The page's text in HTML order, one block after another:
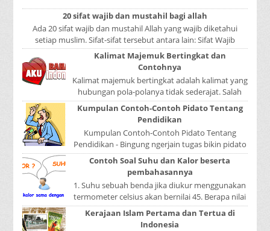
tabun...
20 sifat wajib dan mustahil bagi allah
Ada 20 sifat wajib dan mustahil Allah yang wajib diketahui
setiap muslim. Sifat-sifat tersebut antara lain: Sifat Wajib
Tulisan A...
Kalimat Majemuk Bertingkat dan
Contohnya
Kalimat majemuk bertingkat adalah kalimat yang
hubungan pola-polanya tidak sederajat. Salah
satu pola menduduki sebagai induk kalimat, se...
Kumpulan Contoh-Contoh Pidato Tentang
Pendidikan
Kumpulan Contoh-Contoh Pidato Tentang
Pendidikan - Bingung ngerjain tugas bikin pidato
sekolah? Atau sedang nyari kumpulan contoh-
contoh ...
Contoh Soal Suhu dan Kalor beserta
pembahasannya
1. Suhu sebuah benda jika diukur menggunakan
termometer celsius akan bernilai 45. Berapa nilai
yang ditunjukkan oleh termometer Reamur, ...
Kerajaan Islam Pertama dan Tertua di
Indonesia